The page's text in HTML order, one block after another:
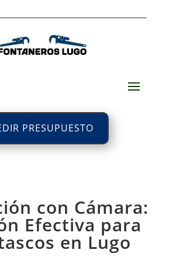
PRESUPUESTO
con Cámara:
Efectiva para
en Lugo